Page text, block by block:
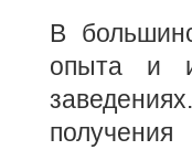
В
опыта и